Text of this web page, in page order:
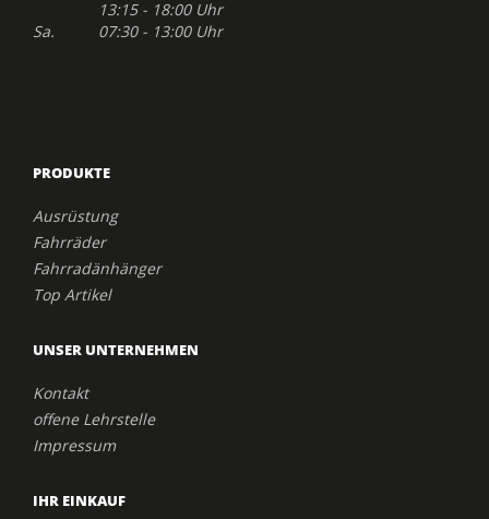
13:15 - 18:00 Uhr
Sa. 07:30 - 13:00 Uhr
PRODUKTE
Ausrüstung
Fahrräder
Fahrradänhänger
Top Artikel
UNSER UNTERNEHMEN
Kontakt
offene Lehrstelle
Impressum
IHR EINKAUF